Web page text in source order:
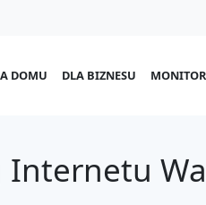
DOMU DLA BIZNESU
Internetu